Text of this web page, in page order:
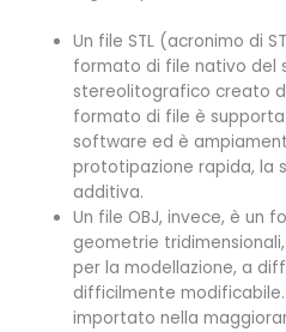
Un file STL (acronimo di
formato di file nativo del
stereolitografico creato
formato di file è
software ed è
prototipazione rapida, la
additiva.
Un file OBJ, invece, è un
geometrie
per la modellazione, a
difficilmente
importato nella